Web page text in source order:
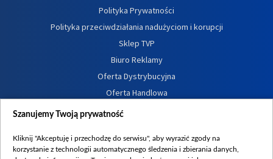
Polityka Prywatności
Polityka przeciwdziałania nadużyciom i korupcji
Sklep TVP
Biuro Reklamy
Oferta Dystrybucyjna
Oferta Handlowa
Dostępność
Procedura zgłoszeń wewnętrznych
Szanujemy Twoją prywatność
Kliknij "Akceptuję i przechodzę do serwisu", aby wyrazić zgody na
korzystanie z technologii automatycznego śledzenia i zbierania danych,